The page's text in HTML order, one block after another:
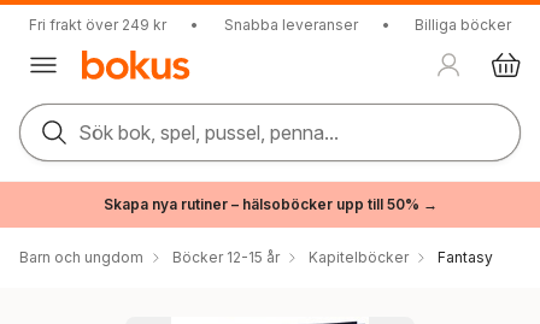
Fri frakt över 249 kr • Snabba leveranser • Billiga böcker
Sök bok, spel, pussel, penna...
Skapa nya rutiner – hälsoböcker upp till 50% →
Barn och ungdom Böcker 12-15 år Kapitelböcker Fantasy